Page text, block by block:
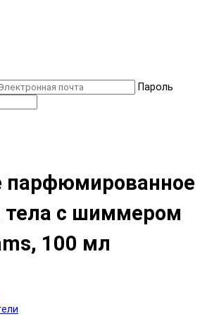
Пароль
парфюмированное
тела с шиммером
100 мл